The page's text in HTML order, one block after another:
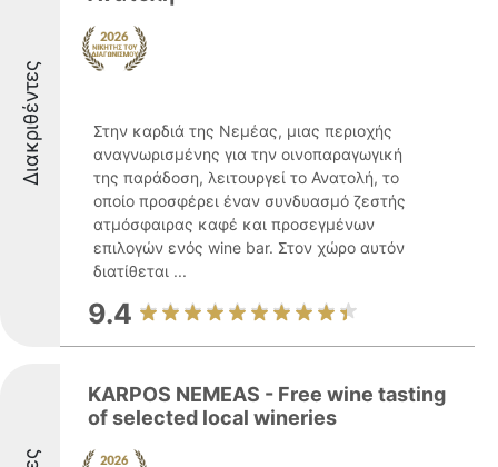
Διακριθέντες
Στην καρδιά της Νεμέας, μιας περιοχής
αναγνωρισμένης για την οινοπαραγωγική
της παράδοση, λειτουργεί το Ανατολή, το
οποίο προσφέρει έναν συνδυασμό ζεστής
ατμόσφαιρας καφέ και προσεγμένων
επιλογών ενός wine bar. Στον χώρο αυτόν
διατίθεται ...
9.4
KARPOS NEMEAS - Free wine tasting
of selected local wineries